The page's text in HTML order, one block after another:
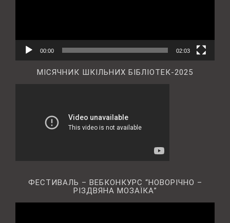
00:00 02:03
МІСЯЧНИК ШКІЛЬНИХ БІБЛІОТЕК-2025
ФЕСТИВАЛЬ – ВЕБКОНКУРС “НОВОРІЧНО –
РІЗДВЯНА МОЗАЇКА”